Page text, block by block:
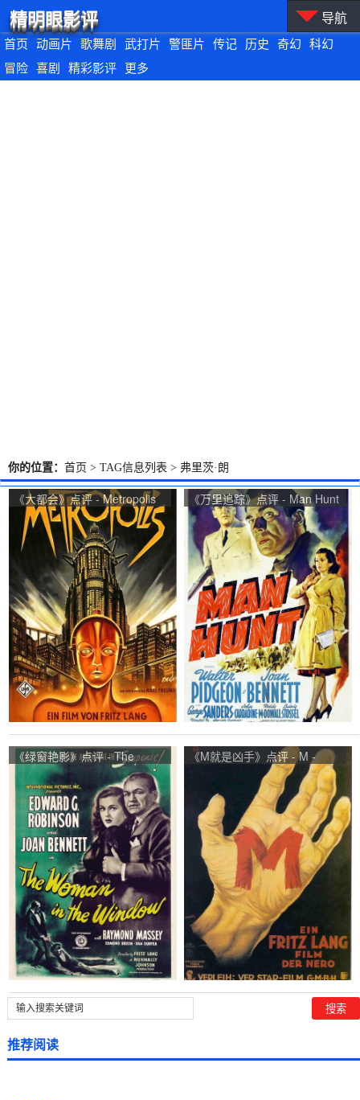
首页 动画片 歌舞剧 武打片 警匪片 传记 历史 奇幻
科幻
冒险
喜剧 精彩影评 更多
精明眼影评 导航
你的位置： 首页 > TAG信息列表 > 弗里茨·朗
《大都会》点评 - Metropolis
网友评价
《万里追踪》点评 - Man Hunt
网友评价
《绿窗艳影》点评 - The
Woman in the Window网友评
价
《M就是凶手》点评 - M -
Eine Stadt sucht einen
Mörder网友评价
推荐阅读